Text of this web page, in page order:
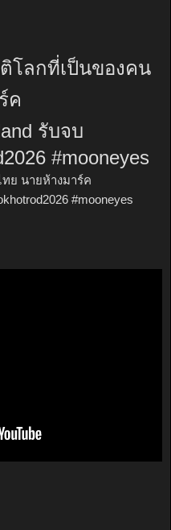
โลกที่เป็นของคน
ค
รับจบ
#mooneyes
ย นายห้างมาร์ค
#mooneyes